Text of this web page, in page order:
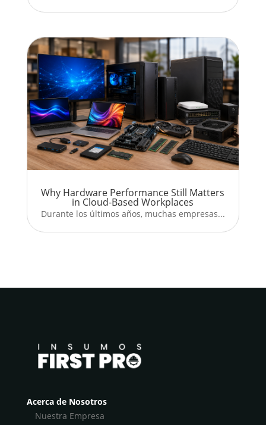
Why Hardware Performance Still Matters
in Cloud-Based Workplaces
Durante los últimos años, muchas empresas...
Acerca de Nosotros
Nuestra Empresa